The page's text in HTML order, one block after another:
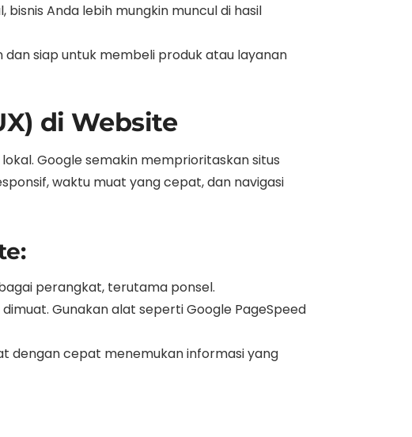
Anda lebih mungkin muncul di hasil
siap untuk membeli produk atau layanan
di Website
Google semakin memprioritaskan situs
waktu muat yang cepat, dan navigasi
perangkat, terutama ponsel.
Gunakan alat seperti Google PageSpeed
dengan cepat menemukan informasi yang